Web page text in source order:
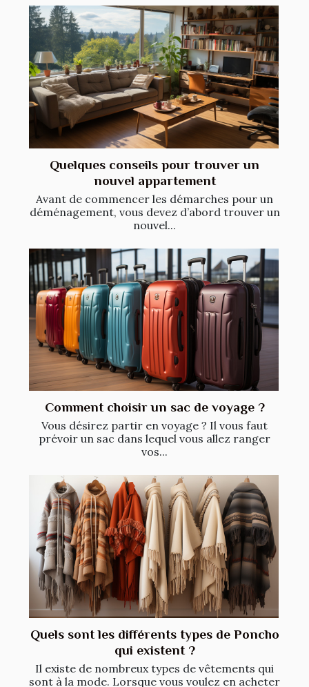
Quelques conseils pour trouver un
nouvel appartement
Avant de commencer les démarches pour un
déménagement, vous devez d’abord trouver un
nouvel...
Comment choisir un sac de voyage ?
Vous désirez partir en voyage ? Il vous faut
prévoir un sac dans lequel vous allez ranger
vos...
Quels sont les différents types de Poncho
qui existent ?
Il existe de nombreux types de vêtements qui
sont à la mode. Lorsque vous voulez en acheter